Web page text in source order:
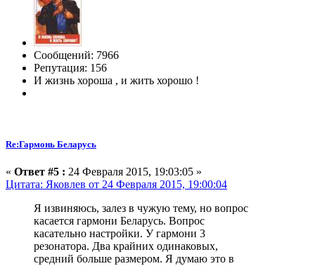
Сообщений: 7966
Репутация: 156
И жизнь хороша , и жить хорошо !
Re:Гармонь Беларусь
« Ответ #5 : 24 Февраля 2015, 19:03:05 »
Цитата: Яковлев от 24 Февраля 2015, 19:00:04
Я извиняюсь, залез в чужую тему, но вопрос
касается гармони Беларусь. Вопрос
касательно настройки. У гармони 3
резонатора. Два крайних одинаковых,
средний больше размером. Я думаю это в